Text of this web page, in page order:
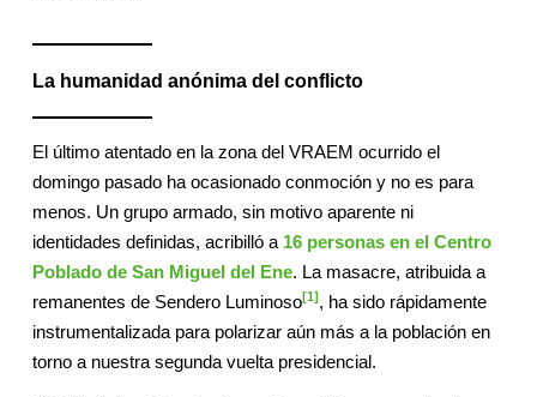
La humanidad anónima del conflicto
El último atentado en la zona del VRAEM ocurrido el
domingo pasado ha ocasionado conmoción y no es para
menos. Un grupo armado, sin motivo aparente ni
identidades definidas, acribilló a 16 personas en el Centro
Poblado de San Miguel del Ene. La masacre, atribuida a
remanentes de Sendero Luminoso[1] , ha sido rápidamente
instrumentalizada para polarizar aún más a la población en
torno a nuestra segunda vuelta presidencial.